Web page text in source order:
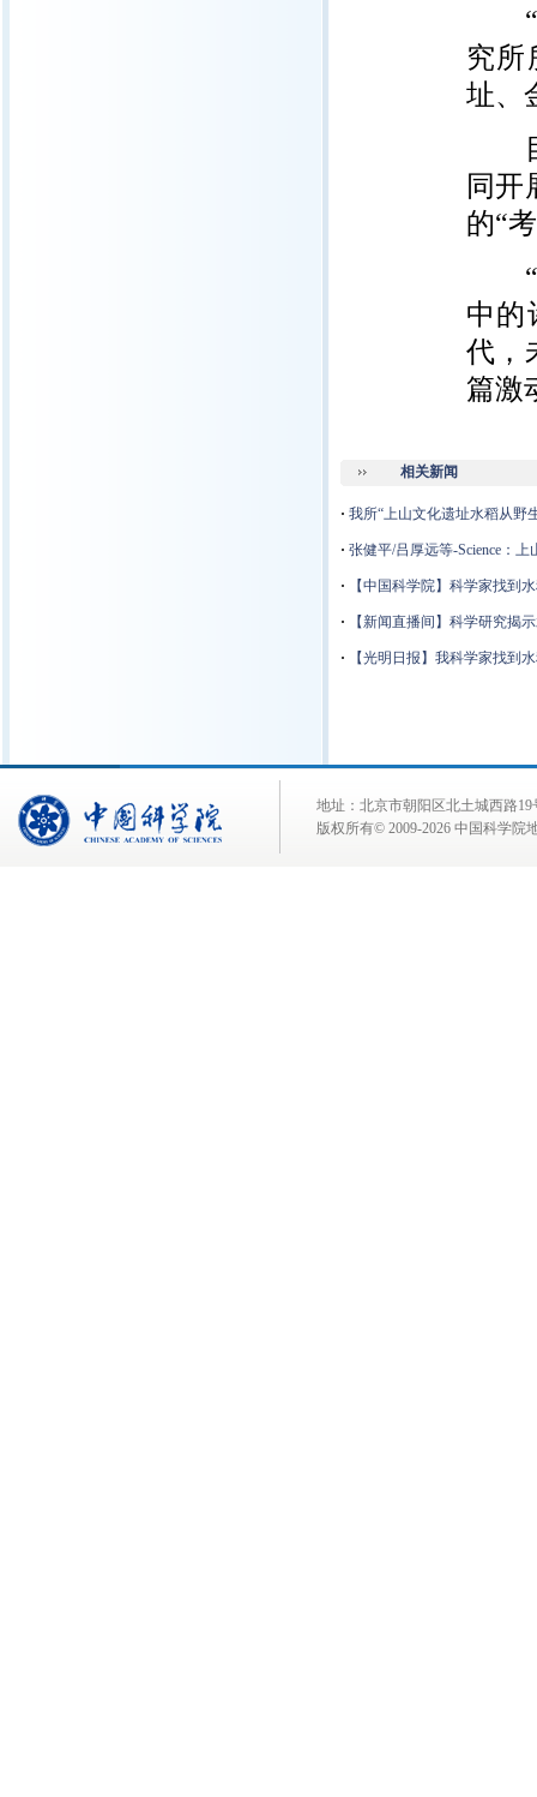
“上
究所
址、
目
同开
的“
“
中的
代，
篇激
相关新闻
· 我所“上山文化遗址水稻从野
· 张健平/吕厚远等-Science：
· 【中国科学院】科学家找到
· 【新闻直播间】科学研究揭
· 【光明日报】我科学家找到
地址：北京市朝阳区北土城西路
版权所有© 2009-2026 中国科学院